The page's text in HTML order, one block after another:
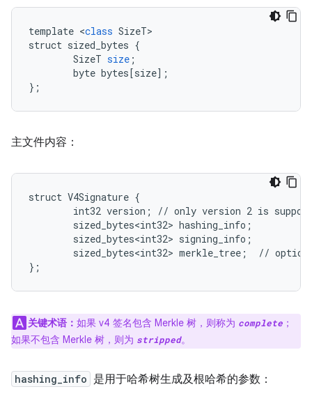
template <class SizeT
struct sized_bytes {
SizeT size ;
byte bytes[size] ;
} ;
主文件内容：
struct V4Signature {
int32 version; // only version 2 is
sized_bytes<int32> hashing_info;
        sized_bytes<int32> signing_info;
sized_bytes<int32> merkle_tree;  //
};
关键术语： 如果 v4 签名包含 Merkle 树，则称为 complete ；
如果不包含 Merkle 树，则为 stripped。
hashing_info 是用于哈希树生成及根哈希的参数：